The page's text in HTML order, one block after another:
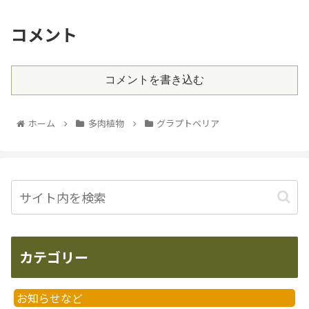
コメント
コメントを書き込む
ホーム 多肉植物 グラプトベリア
カテゴリー
お知らせなど